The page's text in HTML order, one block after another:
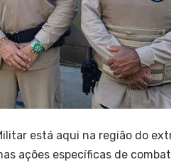
está aqui na região do
ações específicas de